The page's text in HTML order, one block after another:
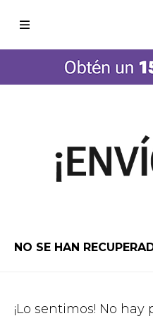

NO SE HAN
¡Lo sentimos! No